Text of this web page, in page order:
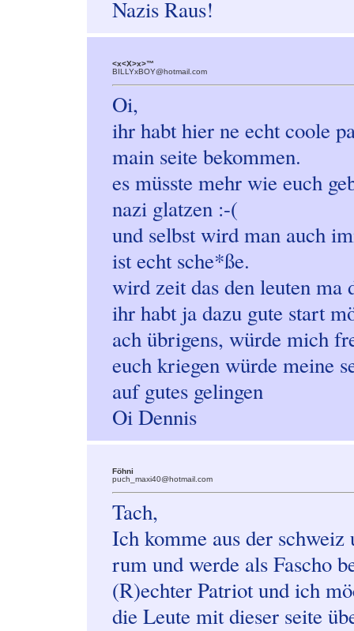
Nazis Raus!
<x<X>x>™
BILLYxBOY@hotmail.com
Oi,
ihr habt hier ne echt coole
main seite bekommen.
es müsste mehr wie euch
nazi glatzen :-(
und selbst wird man auch
ist echt sche*ße.
wird zeit das den leuten ma
ihr habt ja dazu gute start
ach übrigens, würde mich
euch kriegen würde meine
auf gutes gelingen
Oi Dennis
Föhni
puch_maxi40@hotmail.com
Tach,
Ich komme aus der
rum und werde als Fascho
(R)echter Patriot und ich
die Leute mit dieser seite